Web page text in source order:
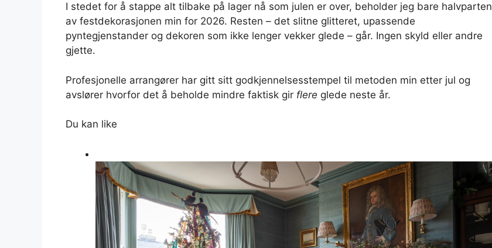
I stedet for å stappe alt tilbake på lager nå som julen er over, beholder jeg bare halvparten
av festdekorasjonen min for 2026. Resten – det slitne glitteret, upassende
pyntegjenstander og dekoren som ikke lenger vekker glede – går. Ingen skyld eller andre
gjette.
Profesjonelle arrangører har gitt sitt godkjennelsesstempel til metoden min etter jul og
avslører hvorfor det å beholde mindre faktisk gir flere glede neste år.
Du kan like